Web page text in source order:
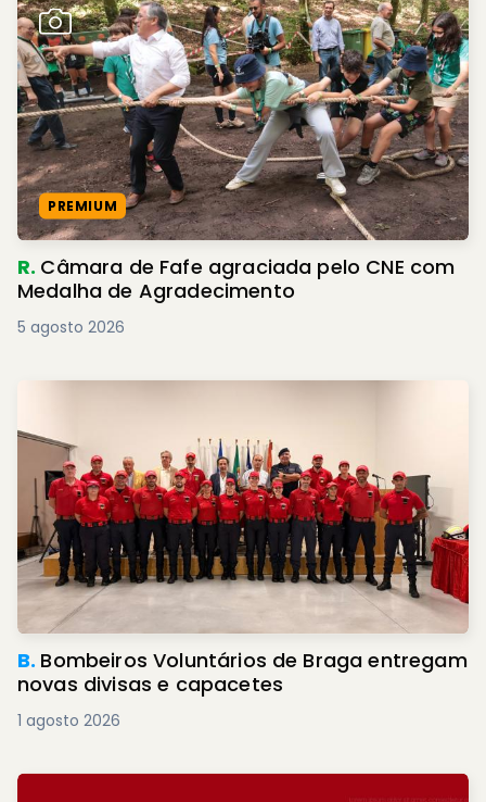
PREMIUM
R. Câmara de Fafe agraciada pelo CNE com
Medalha de Agradecimento
5 agosto 2026
B. Bombeiros Voluntários de Braga entregam
novas divisas e capacetes
1 agosto 2026